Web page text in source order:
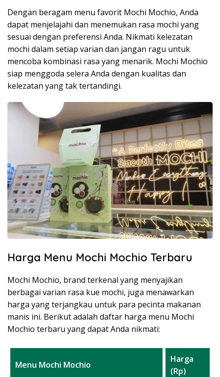
Dengan beragam menu favorit Mochi Mochio, Anda
dapat menjelajahi dan menemukan rasa mochi yang
sesuai dengan preferensi Anda. Nikmati kelezatan
mochi dalam setiap varian dan jangan ragu untuk
mencoba kombinasi rasa yang menarik. Mochi Mochio
siap menggoda selera Anda dengan kualitas dan
kelezatan yang tak tertandingi.
Harga Menu Mochi Mochio Terbaru
Mochi Mochio, brand terkenal yang menyajikan
berbagai varian rasa kue mochi, juga menawarkan
harga yang terjangkau untuk para pecinta makanan
manis ini. Berikut adalah daftar harga menu Mochi
Mochio terbaru yang dapat Anda nikmati:
Menu Mochi Mochio
Harga
(Rp)